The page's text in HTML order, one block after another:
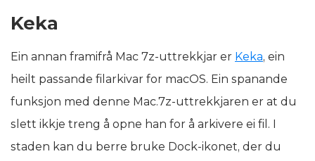
Keka
Ein annan framifrå Mac 7z-uttrekkjar er Keka, ein
heilt passande filarkivar for macOS. Ein spanande
funksjon med denne Mac.7z-uttrekkjaren er at du
slett ikkje treng å opne han for å arkivere ei fil. I
staden kan du berre bruke Dock-ikonet, der du